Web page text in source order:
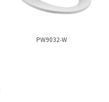
PW9032-W